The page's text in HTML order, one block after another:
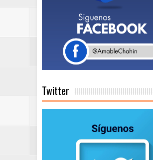
Twitter